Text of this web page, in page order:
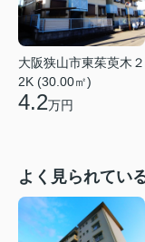
大阪狭山市東茱萸木
2K (30.00㎡)
4.2万円
よく見られてい